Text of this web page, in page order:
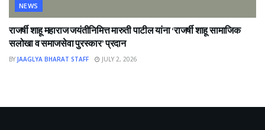
NEWS
राजर्षी शाहू महाराज जयंतीनिमित्त मारुती पाटील यांना ‘राजर्षी शाहू सामाजिक
सलोखा व समाजसेवा पुरस्कार’ प्रदान
BY JAAGLYA BHARAT STAFF JULY 2, 2026